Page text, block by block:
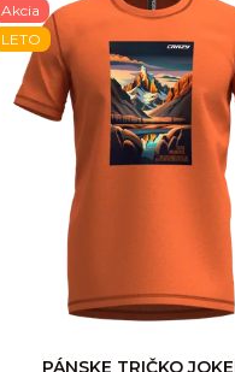
Akcia
LETO
PÁNSKE TRIČKO